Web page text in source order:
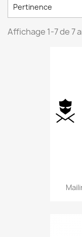
Pertinence
Affichage 1-7 de 7